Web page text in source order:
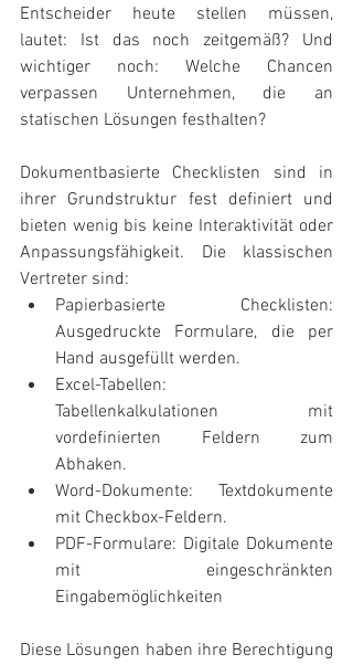
Entscheider heute stellen müssen,
lautet: Ist das noch zeitgemäß? Und
wichtiger noch: Welche Chancen
verpassen Unternehmen, die an
statischen Lösungen festhalten?
Dokumentbasierte Checklisten sind in
ihrer Grundstruktur fest definiert und
bieten wenig bis keine Interaktivität oder
Anpassungsfähigkeit. Die klassischen
Vertreter sind:
Papierbasierte Checklisten:
Ausgedruckte Formulare, die per
Hand ausgefüllt werden.
Excel-Tabellen:
Tabellenkalkulationen mit
vordefinierten Feldern zum
Abhaken.
Word-Dokumente: Textdokumente
mit Checkbox-Feldern.
PDF-Formulare: Digitale Dokumente
mit eingeschränkten
Eingabemöglichkeiten
Diese Lösungen haben ihre Berechtigung